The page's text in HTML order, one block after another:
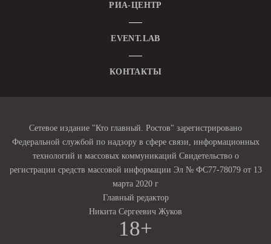
РИА-ЦЕНТР
EVENT.LAB
КОНТАКТЫ
Сетевое издание "Кто главный. Ростов" зарегистрировано
Федеральной службой по надзору в сфере связи, информационных
технологий и массовых коммуникаций Свидетельство о
регистрации средств массовой информации Эл № ФС77-78079 от 13
марта 2020 г
Главный редактор
Никита Сергеевич Жуков
18+